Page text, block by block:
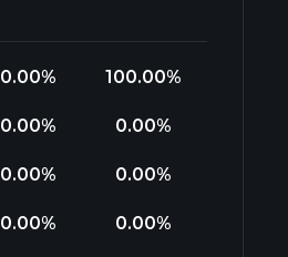
0.00% 100.00%
0.00% 0.00%
0.00% 0.00%
0.00% 0.00%